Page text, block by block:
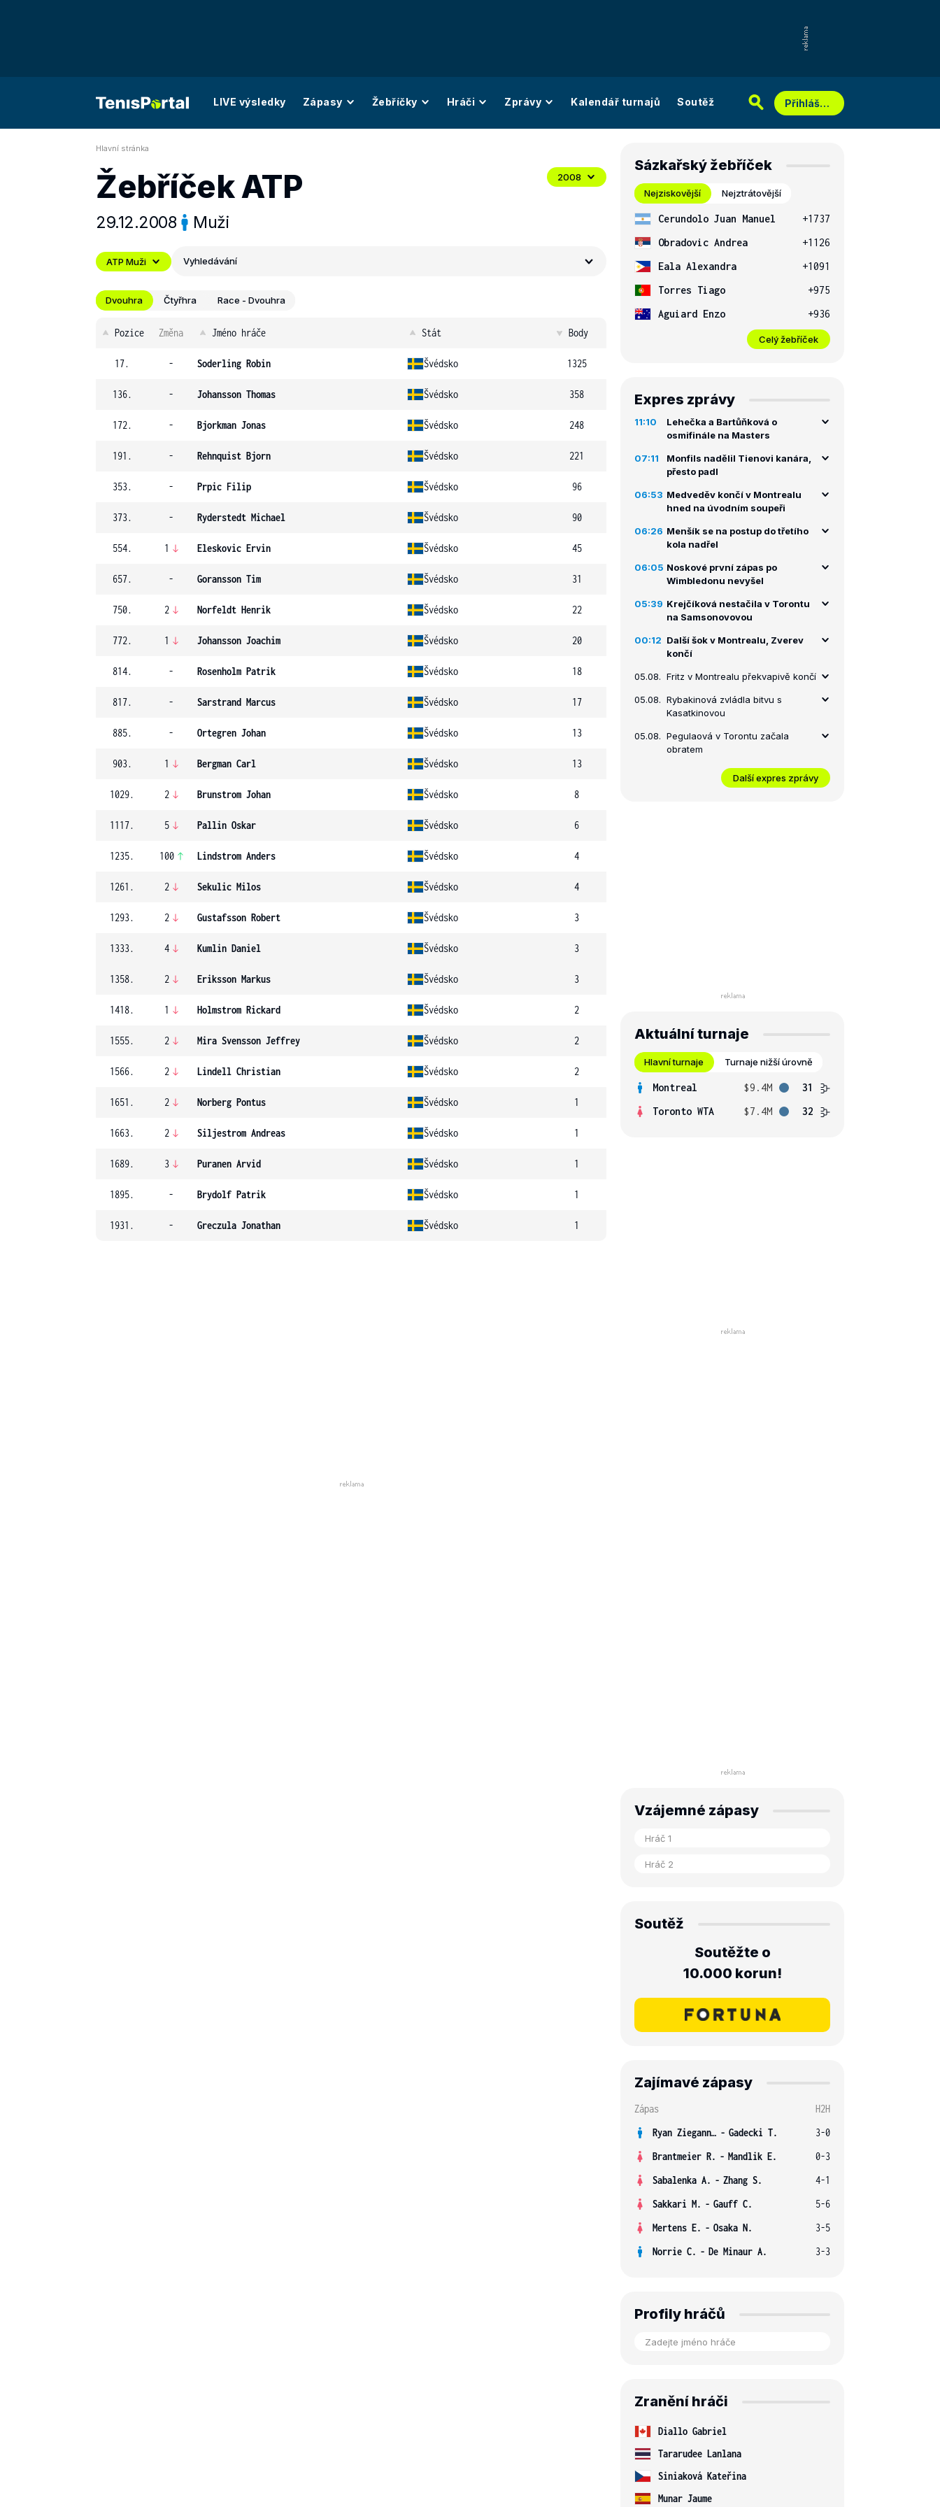
LIVE výsledky Zápasy Žebříčky Hráči Zprávy Kalendář turnajů Soutěž Přihlášení
Hlavní stránka
Žebříček ATP
29.12.2008 Muži
2008
ATP Muži Vyhledávání
Dvouhra Čtyřhra Race - Dvouhra
Pozice Změna Jméno hráče Stát Body
17. - Soderling Robin Švédsko 1325
136. - Johansson Thomas Švédsko 358
172. - Bjorkman Jonas Švédsko 248
191. - Rehnquist Bjorn Švédsko 221
353. - Prpic Filip Švédsko 96
373. - Ryderstedt Michael Švédsko 90
554. 1 Eleskovic Ervin Švédsko 45
657. - Goransson Tim Švédsko 31
750. 2 Norfeldt Henrik Švédsko 22
772. 1 Johansson Joachim Švédsko 20
814. - Rosenholm Patrik Švédsko 18
817. - Sarstrand Marcus Švédsko 17
885. - Ortegren Johan Švédsko 13
903. 1 Bergman Carl Švédsko 13
1029. 2 Brunstrom Johan Švédsko 8
1117. 5 Pallin Oskar Švédsko 6
1235. 100 Lindstrom Anders Švédsko 4
1261. 2 Sekulic Milos Švédsko 4
1293. 2 Gustafsson Robert Švédsko 3
1333. 4 Kumlin Daniel Švédsko 3
1358. 2 Eriksson Markus Švédsko 3
1418. 1 Holmstrom Rickard Švédsko 2
1555. 2 Mira Svensson Jeffrey Švédsko 2
1566. 2 Lindell Christian Švédsko 2
1651. 2 Norberg Pontus Švédsko 1
1663. 2 Siljestrom Andreas Švédsko 1
1689. 3 Puranen Arvid Švédsko 1
1895. - Brydolf Patrik Švédsko 1
1931. - Greczula Jonathan Švédsko 1
Sázkařský žebříček
Nejziskovější Nejztrátovější
Cerundolo Juan Manuel
+1737
Obradovic Andrea
+1126
Eala Alexandra
+1091
Torres Tiago
+975
Aguiard Enzo
+936
Celý žebříček
Expres zprávy
11:10
Lehečka a Bartůňková o
osmifinále na Masters
07:11
Monfils nadělil Tienovi kanára,
přesto padl
06:53 Medveděv končí v Montrealu
hned na úvodním soupeři
06:26 Menšík se na postup do třetího
kola nadřel
06:05 Noskové první zápas po
Wimbledonu nevyšel
05:39 Krejčíková nestačila v Torontu
na Samsonovovou
00:12 Další šok v Montrealu, Zverev
končí
05.08. Fritz v Montrealu překvapivě končí
05.08. Rybakinová zvládla bitvu s
Kasatkinovou
05.08. Pegulaová v Torontu začala
obratem
Další expres zprávy
Aktuální turnaje
Hlavní turnaje Turnaje nižší úrovně
Montreal $9.4M
31
Toronto WTA
$7.4M 32
Vzájemné zápasy
Soutěž
Soutěžte o
10.000 korun!
Zajímavé zápasy
Zápas
H2H
Ryan Ziegann S. - Gadecki T.
3-0
Brantmeier R. - Mandlik E.
0-3
Sabalenka A. - Zhang S.
4-1
Sakkari M. - Gauff C.
5-6
Mertens E. - Osaka N.
3-5
Norrie C. - De Minaur A. 3-3
Profily hráčů
Zranění hráči
Diallo Gabriel
Tararudee Lanlana
Siniaková Kateřina
Munar Jaume